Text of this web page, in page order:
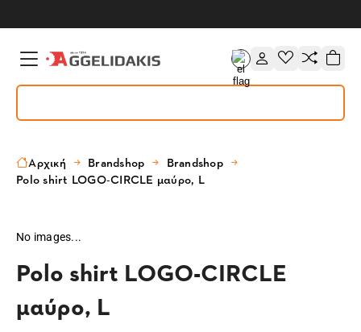
Αρχική Brandshop
Brandshop
Polo shirt LOGO-CIRCLE μαύρο, L
No images...
Polo shirt LOGO-CIRCLE
μαύρο, L